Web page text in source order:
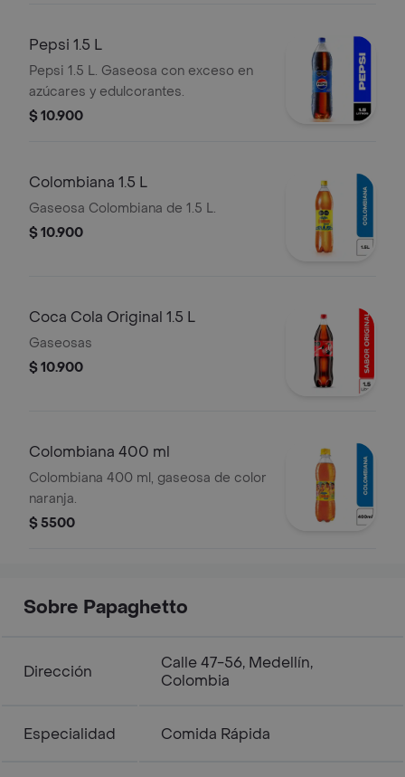
Pepsi 1.5 L
Pepsi 1.5 L. Gaseosa con exceso en
azúcares y edulcorantes.
$ 10.900
Colombiana 1.5 L
Gaseosa Colombiana de 1.5 L.
$ 10.900
Coca Cola Original 1.5 L
Gaseosas
$ 10.900
Colombiana 400 ml
Colombiana 400 ml, gaseosa de color
naranja.
$ 5500
Sobre Papaghetto
Dirección
Calle 47-56, Medellín,
Colombia
Especialidad Comida Rápida